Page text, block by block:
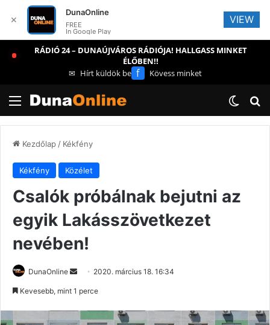
RÁDIÓ 24 – DUNAÚJVÁROS RÁDIÓJA! HALLGASS MINKET
ÉLŐBEN!!
✉ Hírt küldök be f Kövess minket
Menü
Kezdőlap/ Kékfény
Kékfény Közélet
Csalók próbálnak bejutni az
egyik Lakásszövetkezet
nevében!
DunaOnline
Send 2020. március 18. 16:34
Kevesebb, mint 1 perce
✕
DunaOnline
FREE
In Google Play
VIEW